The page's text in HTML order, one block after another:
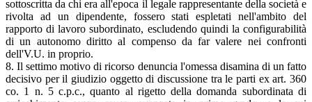
sottoscritta da chi era all'epoca il legale rappresentante della società e
rivolta ad un dipendente, fossero stati espletati nell'ambito del
rapporto di lavoro subordinato, escludendo quindi la configurabilità
di un autonomo diritto al compenso da far valere nei confronti
dell'V.U. in proprio.
8. Il settimo motivo di ricorso denuncia l'omessa disamina di un fatto
decisivo per il giudizio oggetto di discussione tra le parti ex art. 360
co. 1 n. 5 c.p.c., quanto al rigetto della domanda subordinata di